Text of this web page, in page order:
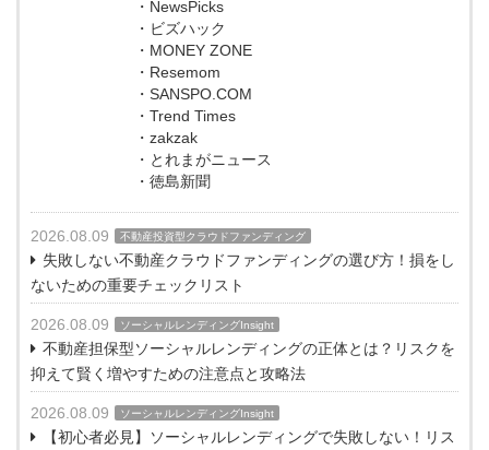
・NewsPicks
・ビズハック
・MONEY ZONE
・Resemom
・SANSPO.COM
・Trend Times
・zakzak
・とれまがニュース
・徳島新聞
2026.08.09 不動産投資型クラウドファンディング
失敗しない不動産クラウドファンディングの選び方！損をし
ないための重要チェックリスト
2026.08.09 ソーシャルレンディングInsight
不動産担保型ソーシャルレンディングの正体とは？リスクを
抑えて賢く増やすための注意点と攻略法
2026.08.09 ソーシャルレンディングInsight
【初心者必見】ソーシャルレンディングで失敗しない！リス